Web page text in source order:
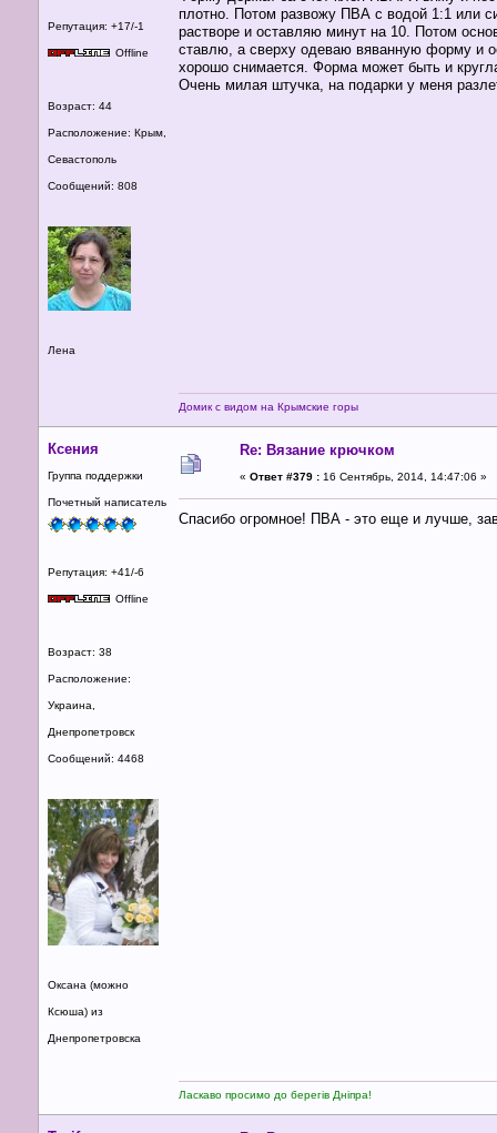
Репутация: +17/-1
Offline
Возраст: 44
Расположение: Крым,
Севастополь
Сообщений: 808
Лена
плотно. Потом развожу ПВА с водой 1:1 или
растворе и оставляю минут на 10. Потом
ставлю, а сверху одеваю вяванную форму и
хорошо снимается. Форма может быть и
Очень милая штучка, на подарки у меня
Домик с видом на Крымские горы
Ксения
Группа поддержки
Почетный написатель
Репутация: +41/-6
Offline
Возраст: 38
Расположение:
Украина,
Днепропетровск
Сообщений: 4468
Оксана (можно
Ксюша) из
Днепропетровска
Re: Вязание крючком
« Ответ #379 : 16 Сентябрь, 2014, 14:47:06 »
Спасибо огромное! ПВА - это еще и лучше,
Ласкаво просимо до берегів Дніпра!